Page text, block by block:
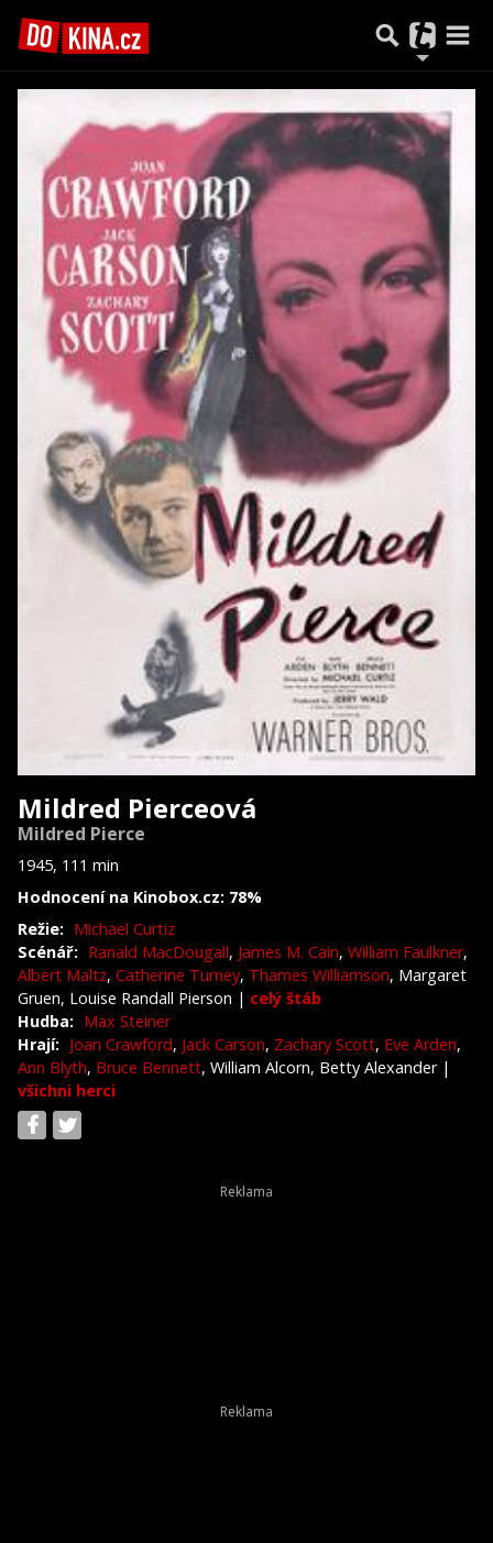
Mildred Pierceová
Mildred Pierce
1945, 111 min
Hodnocení na Kinobox.cz: 78%
Režie: Michael Curtiz
Scénář: Ranald MacDougall, James M. Cain, William Faulkner,
Albert Maltz, Catherine Turney, Thames Williamson, Margaret
Gruen, Louise Randall Pierson | celý štáb
Hudba: Max Steiner
Hrají: Joan Crawford, Jack Carson, Zachary Scott, Eve Arden,
Ann Blyth, Bruce Bennett, William Alcorn, Betty Alexander |
všichni herci